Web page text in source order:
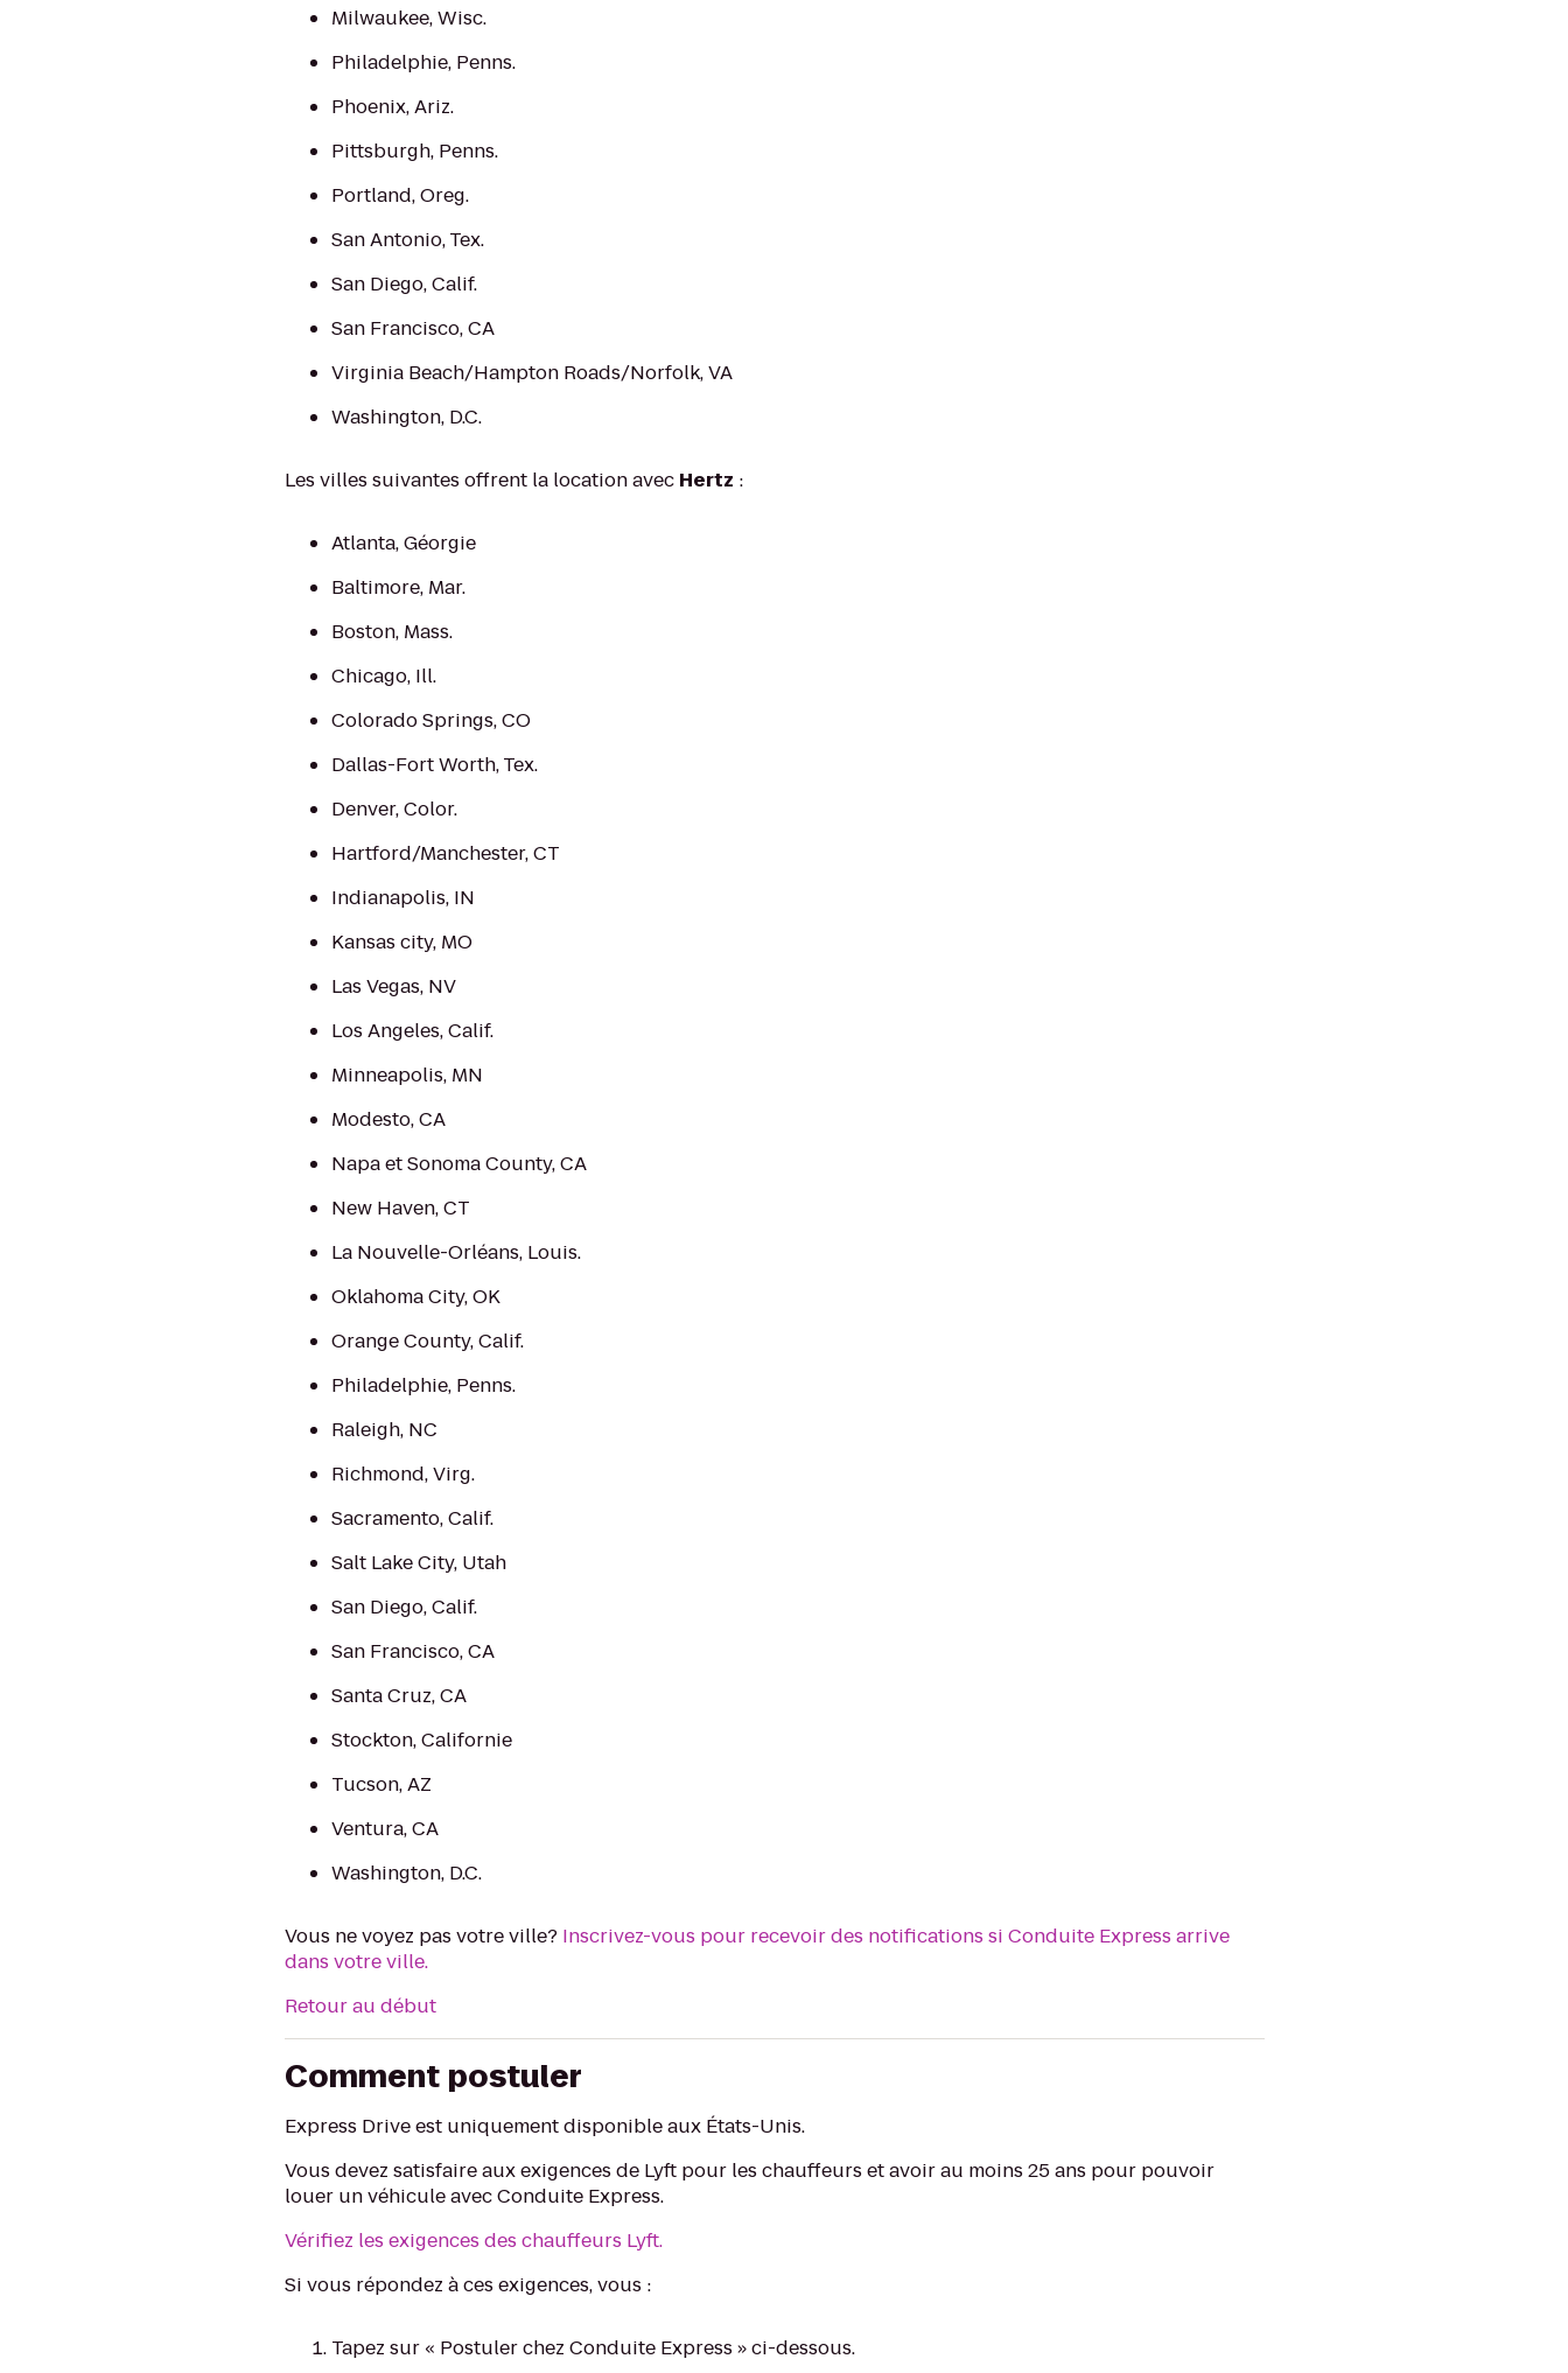
Milwaukee, Wisc.
Philadelphie, Penns.
Phoenix, Ariz.
Pittsburgh, Penns.
Portland, Oreg.
San Antonio, Tex.
San Diego, Calif.
San Francisco, CA
Virginia Beach/Hampton Roads/Norfolk, VA
Washington, D.C.
Les villes suivantes offrent la location avec Hertz :
Atlanta, Géorgie
Baltimore, Mar.
Boston, Mass.
Chicago, Ill.
Colorado Springs, CO
Dallas-Fort Worth, Tex.
Denver, Color.
Hartford/Manchester, CT
Indianapolis, IN
Kansas city, MO
Las Vegas, NV
Los Angeles, Calif.
Minneapolis, MN
Modesto, CA
Napa et Sonoma County, CA
New Haven, CT
La Nouvelle-Orléans, Louis.
Oklahoma City, OK
Orange County, Calif.
Philadelphie, Penns.
Raleigh, NC
Richmond, Virg.
Sacramento, Calif.
Salt Lake City, Utah
San Diego, Calif.
San Francisco, CA
Santa Cruz, CA
Stockton, Californie
Tucson, AZ
Ventura, CA
Washington, D.C.
Vous ne voyez pas votre ville? Inscrivez-vous pour recevoir des notifications si Conduite Express arrive
dans votre ville.
Retour au début
Comment postuler
Express Drive est uniquement disponible aux États-Unis.
Vous devez satisfaire aux exigences de Lyft pour les chauffeurs et avoir au moins 25 ans pour pouvoir
louer un véhicule avec Conduite Express.
Vérifiez les exigences des chauffeurs Lyft.
Si vous répondez à ces exigences, vous :
Tapez sur « Postuler chez Conduite Express » ci-dessous.